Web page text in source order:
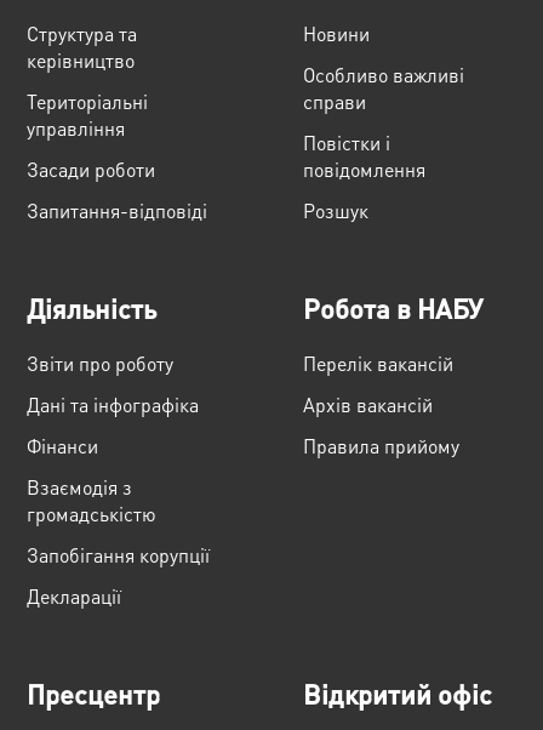
Структура та
керівництво
Територіальні
управління
Засади роботи
Запитання-відповіді
Новини
Особливо важливі
справи
Повістки і
повідомлення
Розшук
Діяльність
Звіти про роботу
Дані та інфографіка
Фінанси
Взаємодія з
громадськістю
Запобігання корупції
Декларації
Робота в НАБУ
Перелік вакансій
Архів вакансій
Правила прийому
Пресцентр Відкритий офіс